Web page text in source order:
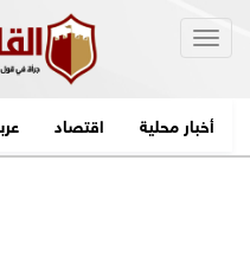
أخبار محلية اقتصاد